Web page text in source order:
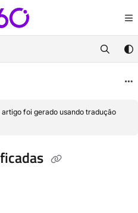
at:https://docs.document360.com/
before exploring further.
artigo foi gerado usando tradução